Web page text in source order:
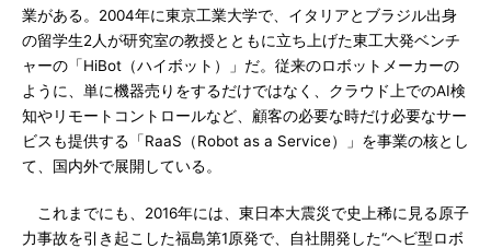
業がある。2004年に東京工業大学で、イタリアとブラジル出身
の留学生2人が研究室の教授とともに立ち上げた東工大発ベンチ
ャーの「HiBot（ハイボット）」だ。従来のロボットメーカーの
ように、単に機器売りをするだけではなく、クラウド上でのAI検
知やリモートコントロールなど、顧客の必要な時だけ必要なサー
ビスも提供する「RaaS（Robot as a Service）」を事業の核とし
て、国内外で展開している。
これまでにも、2016年には、東日本大震災で史上稀に見る原子
力事故を引き起こした福島第1原発で、自社開発した“ヘビ型ロボ